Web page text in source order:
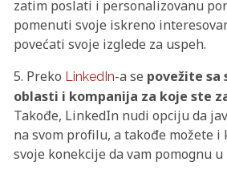
zatim poslati i personalizovanu
pomenuti svoje iskreno
povećati svoje izglede za uspeh.
5. Preko LinkedIn-a se povežite sa
oblasti i kompanija za koje ste
Takođe, LinkedIn nudi opciju da
na svom profilu, a takođe možete i
svoje konekcije da vam pomognu